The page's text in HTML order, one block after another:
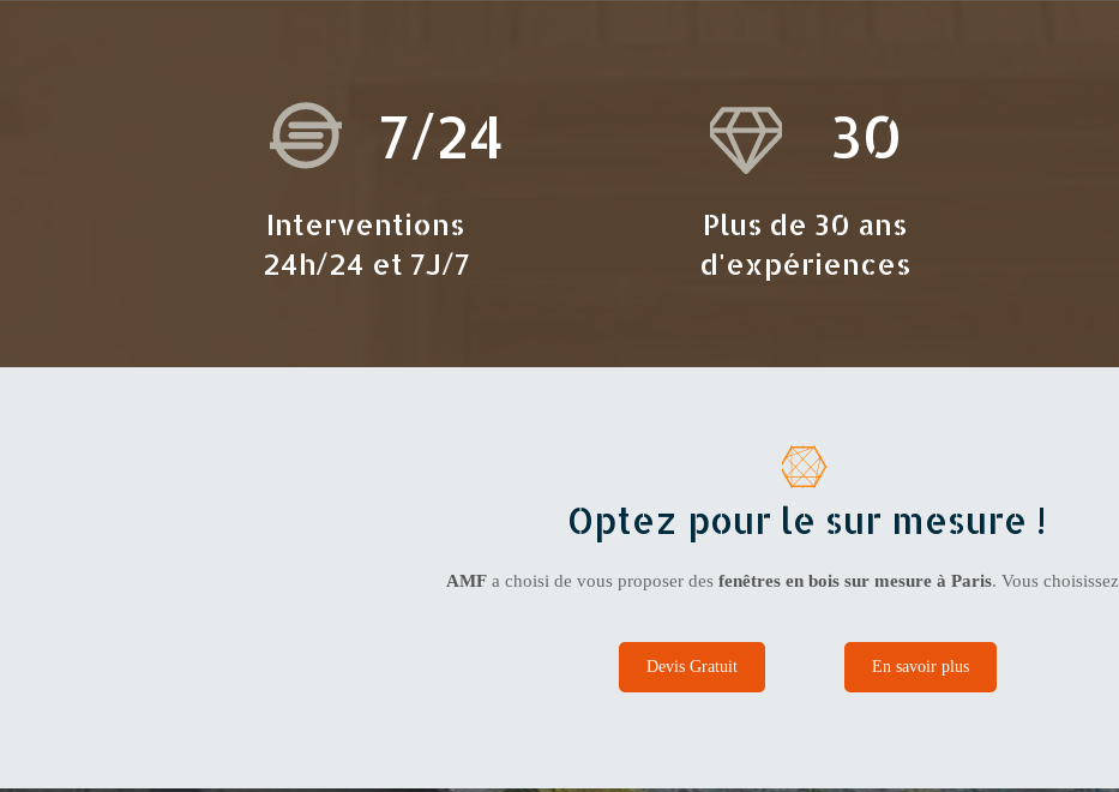
7/24
Interventions
24h/24 et 7J/7
30
Plus de 30 ans
d'expériences
Optez pour le sur mesure !
AMF a choisi de vous proposer des fenêtres en bois sur mesure à Paris. Vous choisissez
Devis Gratuit En savoir plus